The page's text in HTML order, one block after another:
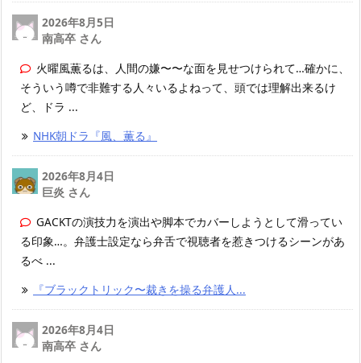
2026年8月5日
南高卒 さん
火曜風薫るは、人間の嫌〜〜な面を見せつけられて…確かに、
そういう噂で非難する人々いるよねって、頭では理解出来るけ
ど、ドラ ...
NHK朝ドラ『風、薫る』
2026年8月4日
巨炎 さん
GACKTの演技力を演出や脚本でカバーしようとして滑ってい
る印象…。弁護士設定なら弁舌で視聴者を惹きつけるシーンがあ
るべ ...
『ブラックトリック〜裁きを操る弁護人...
2026年8月4日
南高卒 さん